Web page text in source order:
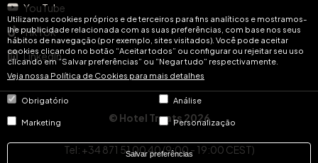
Utilizamos cookies próprios e de terceiros para fins analíticos e mostramos-
lhe publicidade relacionada com as suas preferências, com base nos seus
hábitos de navegação (por exemplo, sites visitados). Você pode aceitar
cookies clicando no botão “Aceitar todos” ou configurar ou rejeitar seu uso
clicando em “Salvar preferências” ou “Negar tudo” respectivamente.
Veja nossa Política de Cookies para mais detalhes
Obrigatório Análise
Marketing Personalização
Salvar preferências
YouTube
TikTok
LinkedIn
© Hotel Treats 2026
Tel: +34 871 51 00 40 (9:00 - 19:00 CEST)
Nunca perca a chance de
mimar-se
sempre o primeiro a saber das melhores experiências na
sua região. Iremos informá-lo sobre todos os sorteios e
promoções exclusivas para os nossos assinantes!